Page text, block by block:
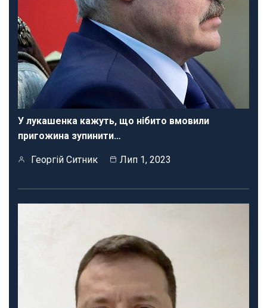
У лукашенка кажуть, що нібито вмовили
пригожина зупинити…
Георгій Ситник Лип 1, 2023